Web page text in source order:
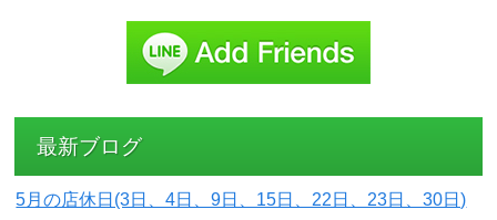
最新ブログ
5月の店休日(3日、4日、9日、15日、22日、23日、30日)